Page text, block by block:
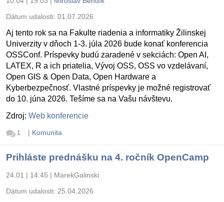
Dátum udalosti: 01.07.2026
Aj tento rok sa na Fakulte riadenia a informatiky Žilinskej
Univerzity v dňoch 1-3. júla 2026 bude konať konferencia
OSSConf. Príspevky budú zaradené v sekciách: Open AI,
LATEX, R a ich priatelia, Vývoj OSS, OSS vo vzdelávaní,
Open GIS & Open Data, Open Hardware a
Kyberbezpečnosť. Vlastné príspevky je možné registrovať
do 10. júna 2026. Tešíme sa na Vašu návštevu.
Zdroj: Web konferencie
1 | Komunita
Prihláste prednášku na 4. ročník OpenCamp
24.01 | 14:45 | MarekGalinski
Dátum udalosti: 25.04.2026